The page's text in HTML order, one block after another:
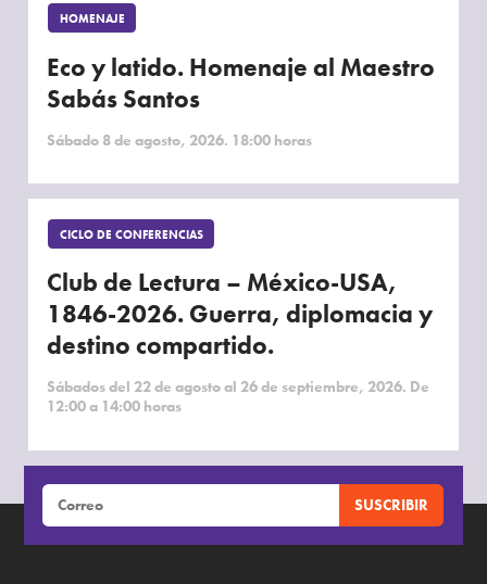
HOMENAJE
Eco y latido. Homenaje al Maestro
Sabás Santos
Sábado 8 de agosto, 2026. 18:00 horas
CICLO DE CONFERENCIAS
Club de Lectura – México-USA,
1846-2026. Guerra, diplomacia y
destino compartido.
Sábados del 22 de agosto al 26 de septiembre, 2026. De
12:00 a 14:00 horas